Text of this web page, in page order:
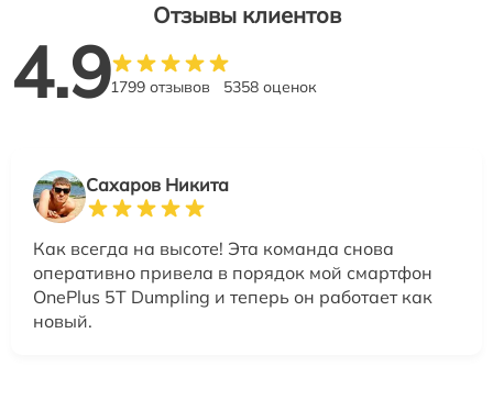
Отзывы клиентов
4.91799 отзывов 5358 оценок
Сахаров Никита
Как всегда на высоте! Эта команда снова
оперативно привела в порядок мой смартфон
OnePlus 5T Dumpling и теперь он работает как
новый.